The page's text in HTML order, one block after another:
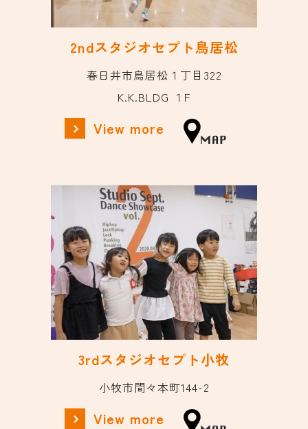
2ndスタジオセプト鳥居松
春日井市鳥居松１丁目322
K.K.BLDG １F
View more
3rdスタジオセプト小牧
小牧市間々本町144-2
View more